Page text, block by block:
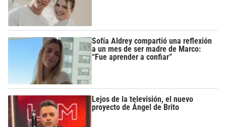
Sofía Aldrey compartió una reflexión
a un mes de ser madre de Marco:
“Fue aprender a confiar”
Lejos de la televisión, el nuevo
proyecto de Ángel de Brito